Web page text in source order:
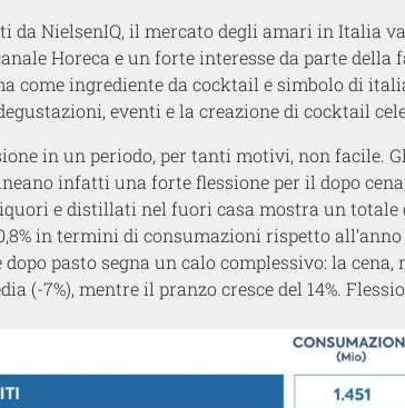
da NielsenIQ, il mercato degli amari in Italia
Horeca e un forte interesse da parte della
come ingrediente da cocktail e simbolo di
eventi e la creazione di cocktail
in un periodo, per tanti motivi, non facile.
infatti una forte flessione per il dopo
e distillati nel fuori casa mostra un totale
in termini di consumazioni rispetto all’anno
pasto segna un calo complessivo: la
(-7%), mentre il pranzo cresce del 14%.